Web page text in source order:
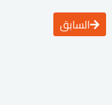
السابق